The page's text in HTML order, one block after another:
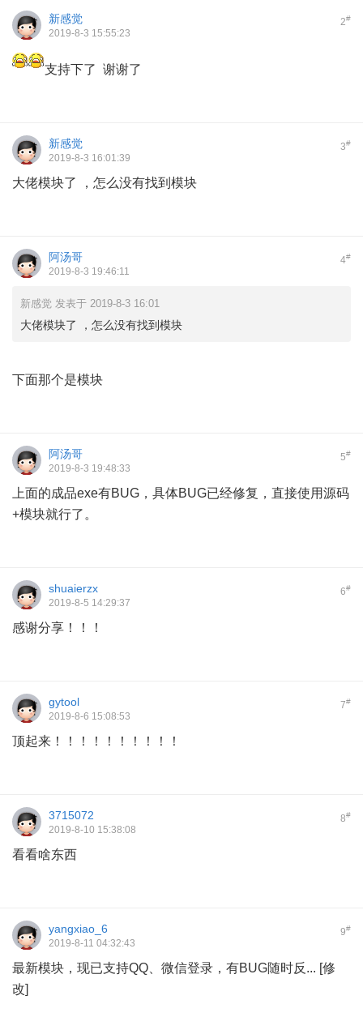
2#
新感觉
2019-8-3 15:55:23
支持下了 谢谢了
3#
新感觉
2019-8-3 16:01:39
大佬模块了 ，怎么没有找到模块
4#
阿汤哥
2019-8-3 19:46:11
新感觉 发表于 2019-8-3 16:01
大佬模块了 ，怎么没有找到模块
下面那个是模块
5#
阿汤哥
2019-8-3 19:48:33
上面的成品exe有BUG，具体BUG已经修复，直接使用源码
+模块就行了。
6#
shuaierzx
2019-8-5 14:29:37
感谢分享！！！
7#
gytool
2019-8-6 15:08:53
顶起来！！！！！！！！！！
8#
3715072
2019-8-10 15:38:08
看看啥东西
9#
yangxiao_6
2019-8-11 04:32:43
最新模块，现已支持QQ、微信登录，有BUG随时反... [修
改]